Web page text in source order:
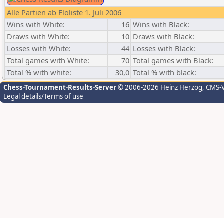
Alle Partien ab Eloliste 1. Juli 2006
Wins with White:
16 Wins with Black:
Draws with White:
10 Draws with Black:
Losses with White:
44 Losses with Black:
Total games with White:
70 Total games with Black:
Total % with white:
30,0 Total % with black:
Chess-Tournament-Results-Server© 2006-2026 Heinz Herzog,
Legal details/Terms of use